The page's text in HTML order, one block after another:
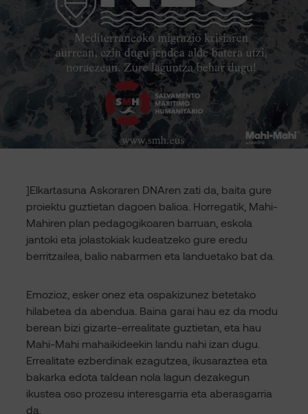
]Elkartasuna Askoraren DNAren zati da, baita gure
proiektu guztietan dagoen balioa. Horregatik, Mahi-
Mahiren plan pedagogikoaren barruan, eskola
jantoki eta jolastokiak kudeatzeko gure eredu
berritzailea, balio nabarmen eta landuetako bat da.
Emozioz, esker onez eta ospakizunez betetako
hilabetea da abendua. Baina garai hau ez da modu
berean bizi gizarte-errealitate guztietan, eta hau
Mahi-Mahi mahaikideekin landu nahi izan dugu.
Errealitate ezberdinak ezagutzea, ikusaraztea eta
bakarka edota taldean nola lagun dezakegun
ikustea oso prozesu interesgarria eta aberasgarria
da.